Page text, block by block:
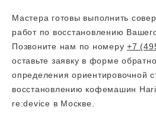
Мастера готовы выполнить
работ по восстановлению
Позвоните нам по номеру +7
оставьте заявку в форме
определения ориентировочной
восстановлению кофемашин
re:device в Москве.